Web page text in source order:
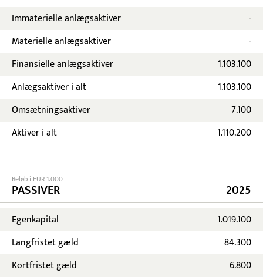
Immaterielle anlægsaktiver
-
Materielle anlægsaktiver
-
Finansielle anlægsaktiver
1.103.100
Anlægsaktiver i alt
1.103.100
Omsætningsaktiver
7.100
Aktiver i alt
1.110.200
Beløb i EUR 1.000
PASSIVER 2025
Egenkapital
1.019.100
Langfristet gæld
84.300
Kortfristet gæld
6.800